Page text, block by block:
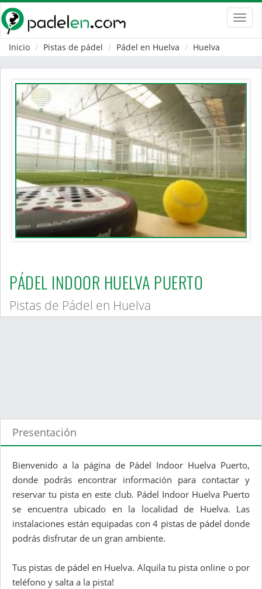
Inicio
Pistas de pádel Pádel en Huelva Huelva
PÁDEL INDOOR HUELVA PUERTO
Pistas de Pádel en Huelva
Presentación
Bienvenido a la página de Pádel Indoor Huelva Puerto,
donde podrás encontrar información para contactar y
reservar tu pista en este club. Pádel Indoor Huelva Puerto
se encuentra ubicado en la localidad de Huelva. Las
instalaciones están equipadas con 4 pistas de pádel donde
podrás disfrutar de un gran ambiente.
Tus pistas de pádel en Huelva. Alquila tu pista online o por
teléfono y salta a la pista!